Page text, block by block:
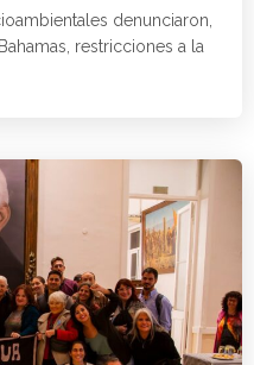
denunciaron,
restricciones a la